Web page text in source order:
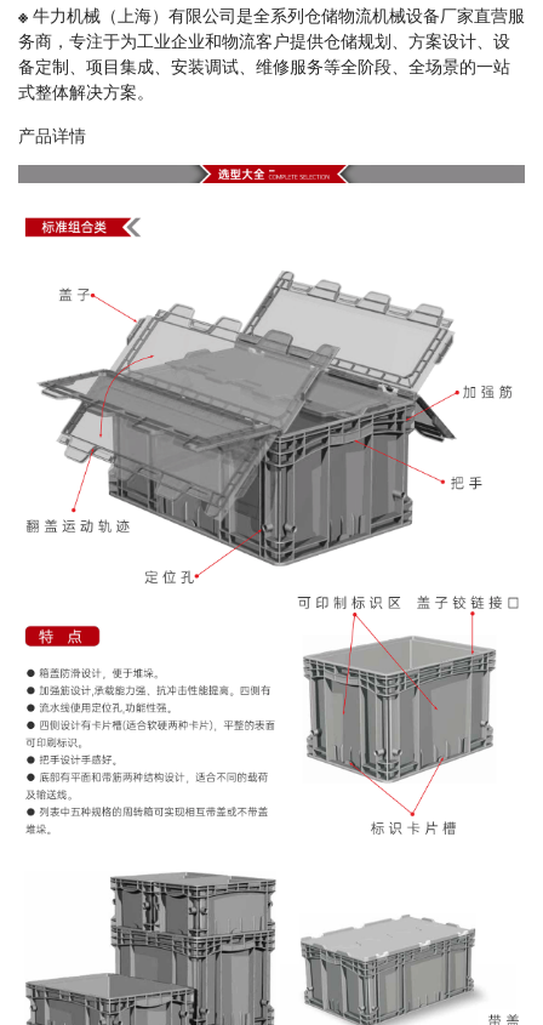
※ 牛力机械（上海）有限公司是全系列仓储物流机械设备厂家直营服
务商，专注于为工业企业和物流客户提供仓储规划、方案设计、设
备定制、项目集成、安装调试、维修服务等全阶段、全场景的一站
式整体解决方案。
产品详情